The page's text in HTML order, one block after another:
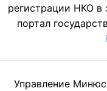
регистрации НКО в
портал
Управление